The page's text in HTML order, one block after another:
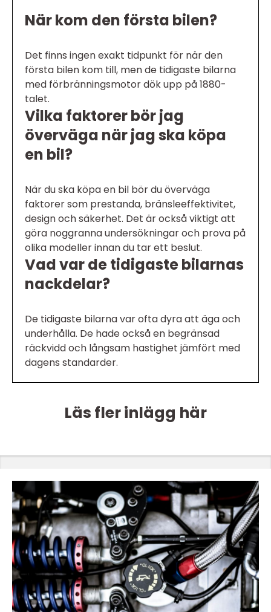
När kom den första bilen?
Det finns ingen exakt tidpunkt för när den
första bilen kom till, men de tidigaste bilarna
med förbränningsmotor dök upp på 1880-
talet.
Vilka faktorer bör jag
överväga när jag ska köpa
en bil?
När du ska köpa en bil bör du överväga
faktorer som prestanda, bränsleeffektivitet,
design och säkerhet. Det är också viktigt att
göra noggranna undersökningar och prova på
olika modeller innan du tar ett beslut.
Vad var de tidigaste bilarnas
nackdelar?
De tidigaste bilarna var ofta dyra att äga och
underhålla. De hade också en begränsad
räckvidd och långsam hastighet jämfört med
dagens standarder.
Läs fler inlägg här